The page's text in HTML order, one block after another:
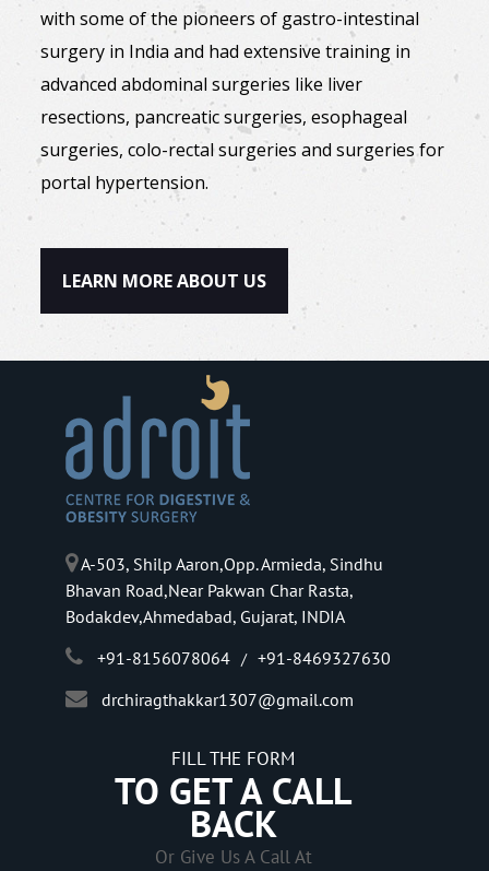
with some of the pioneers of gastro-intestinal
surgery in India and had extensive training in
advanced abdominal surgeries like liver
resections, pancreatic surgeries, esophageal
surgeries, colo-rectal surgeries and surgeries for
portal hypertension.
LEARN MORE ABOUT US
A-503, Shilp Aaron,Opp. Armieda, Sindhu
Bhavan Road,Near Pakwan Char Rasta,
Bodakdev,Ahmedabad, Gujarat, INDIA
+91-8156078064 / +91-8469327630
drchiragthakkar1307@gmail.com
FILL THE FORM
TO GET A CALL
BACK
Or Give Us A Call At